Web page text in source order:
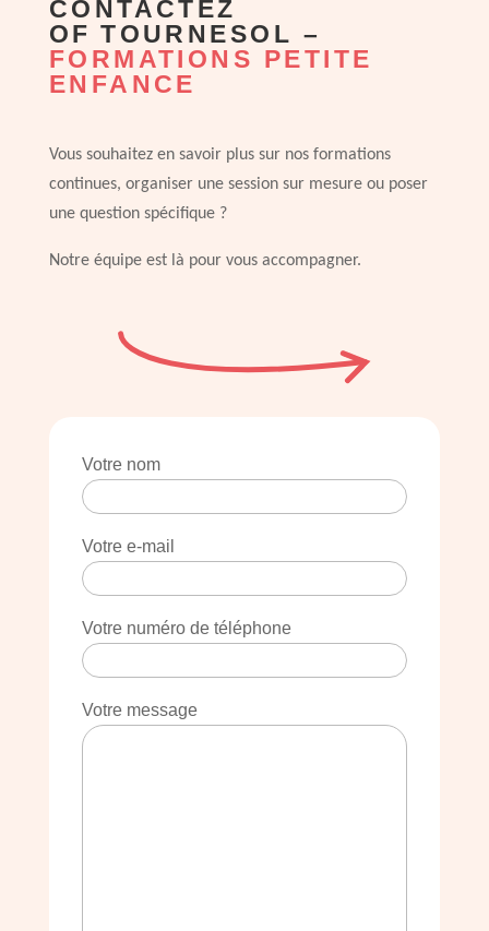
CONTACTEZ
OF TOURNESOL –
FORMATIONS PETITE
ENFANCE
Vous souhaitez en savoir plus sur nos formations
continues, organiser une session sur mesure ou poser
une question spécifique ?
Notre équipe est là pour vous accompagner.
Votre nom
Votre e-mail
Votre numéro de téléphone
Votre message